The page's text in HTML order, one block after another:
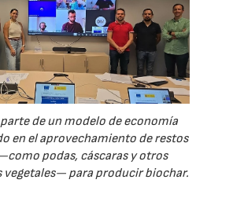
de un modelo de economía
en el aprovechamiento de restos
podas, cáscaras y otros
para producir biochar.